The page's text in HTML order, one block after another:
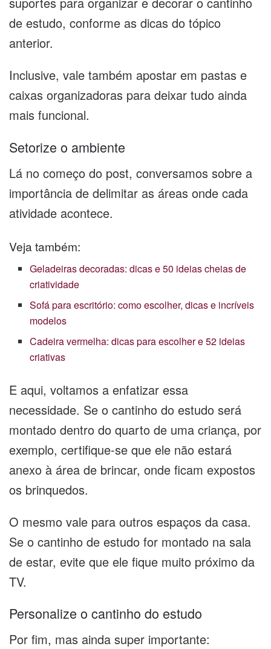
de estudo, conforme as dicas do tópico
anterior.
Inclusive, vale também apostar em pastas e
caixas organizadoras para deixar tudo ainda
mais funcional.
Setorize o ambiente
Lá no começo do post, conversamos sobre a
importância de delimitar as áreas onde cada
atividade acontece.
Veja também:
Geladeiras decoradas: dicas e 50 ideias cheias de
criatividade
Sofá para escritório: como escolher, dicas e incríveis
modelos
Cadeira vermelha: dicas para escolher e 52 ideias
criativas
E aqui, voltamos a enfatizar essa
necessidade. Se o cantinho do estudo será
montado dentro do quarto de uma criança, por
exemplo, certifique-se que ele não estará
anexo à área de brincar, onde ficam expostos
os brinquedos.
O mesmo vale para outros espaços da casa.
Se o cantinho de estudo for montado na sala
de estar, evite que ele fique muito próximo da
TV.
Personalize o cantinho do estudo
Por fim, mas ainda super importante: